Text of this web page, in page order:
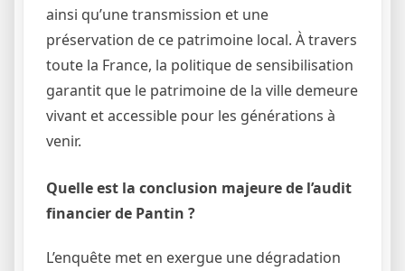
ainsi qu’une transmission et une
préservation de ce patrimoine local. À travers
toute la France, la politique de sensibilisation
garantit que le patrimoine de la ville demeure
vivant et accessible pour les générations à
venir.
Quelle est la conclusion majeure de l’audit
financier de Pantin ?
L’enquête met en exergue une dégradation